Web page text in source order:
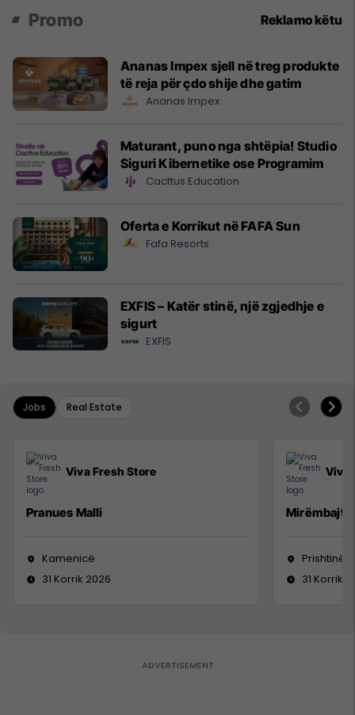
Promo Reklamo këtu
Ananas Impex sjell në treg produkte
të reja për çdo shije dhe gatim
Ananas Impex
Maturant, puno nga shtëpia! Studio
Siguri Kibernetike ose Programim
Cacttus Education
Oferta e Korrikut në FAFA Sun
Fafa Resorts
EXFIS – Katër stinë, një zgjedhje e
sigurt
EXFIS
Jobs Real Estate
Viva Fresh Store
Pranues Malli
Kamenicë
31 Korrik 2026
Viva
Prishtinë
31 Korrik